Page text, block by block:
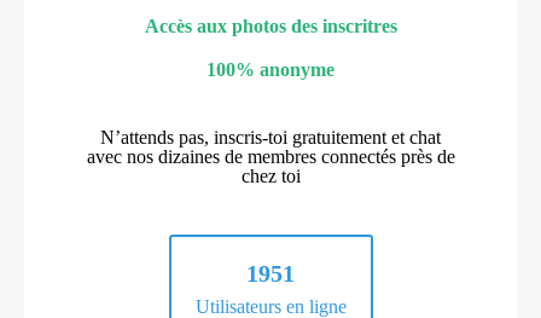
Accès aux photos des inscritres
100% anonyme
N’attends pas, inscris-toi gratuitement et chat
avec nos dizaines de membres connectés près de
chez toi
1951
Utilisateurs en ligne